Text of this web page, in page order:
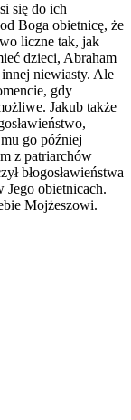
się do ich
Boga obietnicę, że
liczne tak, jak
dzieci, Abraham
innej niewiasty. Ale
gdy
Jakub także
go później
z patriarchów
błogosławieństwa
obietnicach.
Mojżeszowi.